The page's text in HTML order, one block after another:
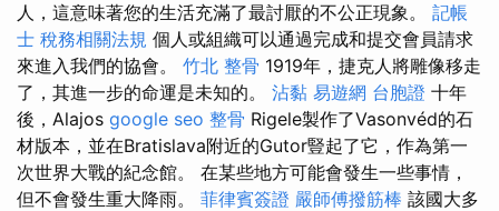
人，這意味著您的生活充滿了最討厭的不公正現象。 記帳
士 稅務相關法規 個人或組織可以通過完成和提交會員請求
來進入我們的協會。 竹北 整骨 1919年，捷克人將雕像移走
了，其進一步的命運是未知的。 沾黏 易遊網 台胞證 十年
後，Alajos google seo 整骨 Rigele製作了Vasonvéd的石
材版本，並在Bratislava附近的Gutor豎起了它，作為第一
次世界大戰的紀念館。 在某些地方可能會發生一些事情，
但不會發生重大降雨。 菲律賓簽證 嚴師傅撥筋棒 該國大多